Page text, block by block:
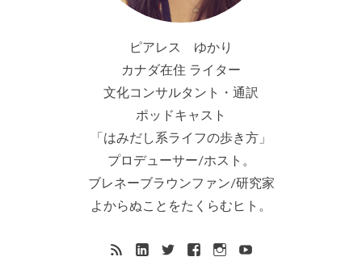
ピアレス ゆかり
カナダ在住 ライター
文化コンサルタント・通訳
ポッドキャスト
「はみだし系ライフの歩き方」
プロデューサー/ホスト。
ブレネーブラウンファン/研究家
よからぬことをたくらむヒト。